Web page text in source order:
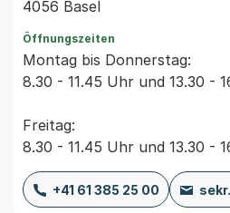
4056 Basel
Öffnungszeiten
Montag bis Donnerstag:
8.30 - 11.45 Uhr und 13.30 -
Freitag:
8.30 - 11.45 Uhr und 13.30 -
+41 61 385 25 00